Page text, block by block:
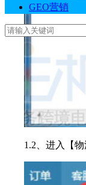
GEO营销
1.2、进入【